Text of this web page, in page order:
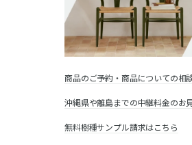
商品のご予約・商品についての相
沖縄県や離島までの中継料金のお
無料樹種サンプル請求はこちら